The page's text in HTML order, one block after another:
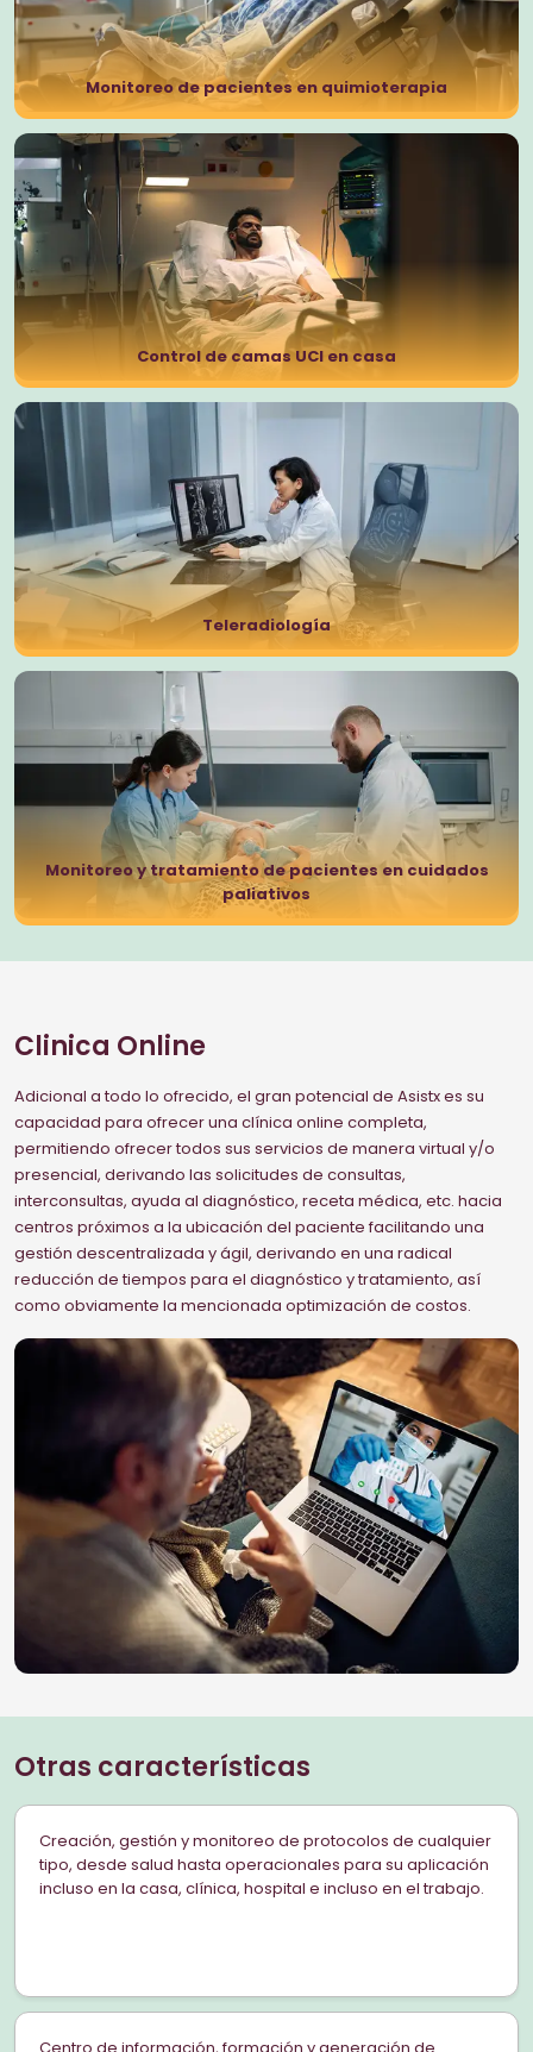
Monitoreo de pacientes en quimioterapia
Control de camas UCI en casa
Teleradiología
Monitoreo y tratamiento de pacientes en cuidados
paliativos
Clinica Online
Adicional a todo lo ofrecido, el gran potencial de Asistx es su
capacidad para ofrecer una clínica online completa,
permitiendo ofrecer todos sus servicios de manera virtual y/o
presencial, derivando las solicitudes de consultas,
interconsultas, ayuda al diagnóstico, receta médica, etc. hacia
centros próximos a la ubicación del paciente facilitando una
gestión descentralizada y ágil, derivando en una radical
reducción de tiempos para el diagnóstico y tratamiento, así
como obviamente la mencionada optimización de costos.
Otras características
Creación, gestión y monitoreo de protocolos de cualquier
tipo, desde salud hasta operacionales para su aplicación
incluso en la casa, clínica, hospital e incluso en el trabajo.